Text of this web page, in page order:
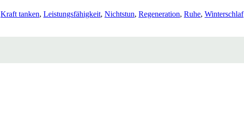
Kraft tanken, Leistungsfähigkeit, Nichtstun, Regeneration, Ruhe, Winterschlaf